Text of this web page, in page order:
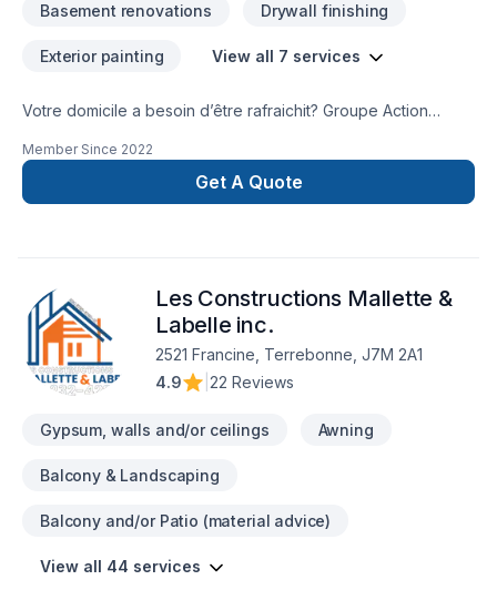
Basement renovations Drywall finishing
Exterior painting View all 7 services
Votre domicile a besoin d’être rafraichit? Groupe Action
votre revêtement extérieur. Nous offrons des services de
peinture résidentielle dans la région de la rive-nord de
Montréal, ainsi que quelques secteurs à Montréal. Nous
Member Since 2022
Get A Quote
Les Constructions Mallette &
Labelle inc.
2521 Francine, Terrebonne, J7M 2A1
4.9
22 Reviews
Gypsum, walls and/or ceilings Awning
Balcony & Landscaping
Balcony and/or Patio (material advice)
View all 44 services